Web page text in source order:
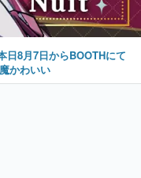
日8月7日からBOOTHにて
かわいい